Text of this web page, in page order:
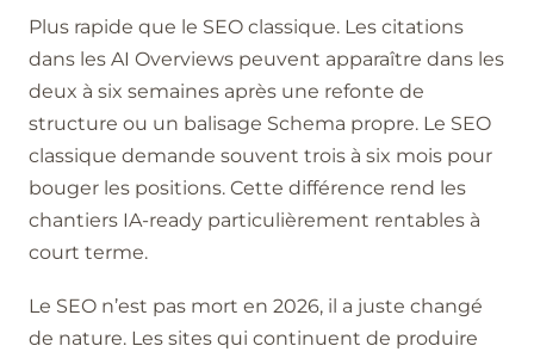
Plus rapide que le SEO classique. Les citations
dans les AI Overviews peuvent apparaître dans les
deux à six semaines après une refonte de
structure ou un balisage Schema propre. Le SEO
classique demande souvent trois à six mois pour
bouger les positions. Cette différence rend les
chantiers IA-ready particulièrement rentables à
court terme.
Le SEO n’est pas mort en 2026, il a juste changé
de nature. Les sites qui continuent de produire